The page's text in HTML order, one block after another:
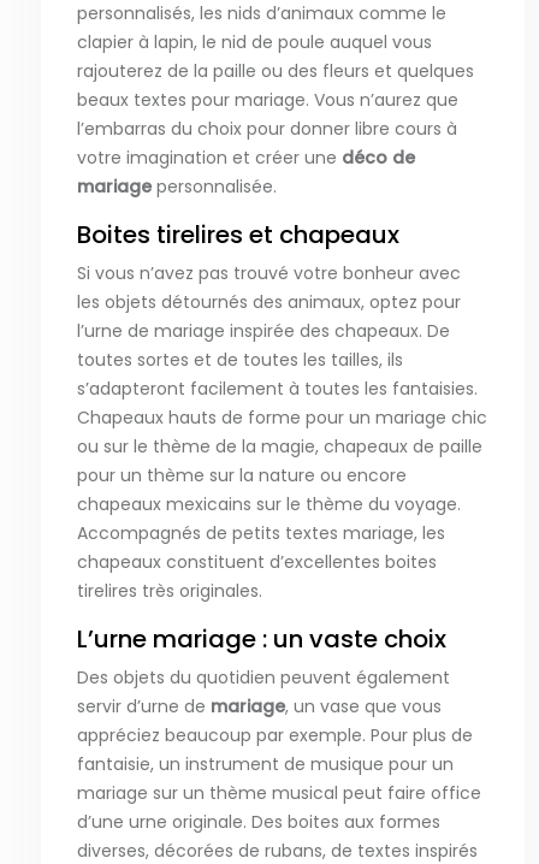
personnalisés, les nids d’animaux comme le
clapier à lapin, le nid de poule auquel vous
rajouterez de la paille ou des fleurs et quelques
beaux textes pour mariage. Vous n’aurez que
l’embarras du choix pour donner libre cours à
votre imagination et créer une déco de
mariage personnalisée.
Boites tirelires et chapeaux
Si vous n’avez pas trouvé votre bonheur avec
les objets détournés des animaux, optez pour
l’urne de mariage inspirée des chapeaux. De
toutes sortes et de toutes les tailles, ils
s’adapteront facilement à toutes les fantaisies.
Chapeaux hauts de forme pour un mariage chic
ou sur le thème de la magie, chapeaux de paille
pour un thème sur la nature ou encore
chapeaux mexicains sur le thème du voyage.
Accompagnés de petits textes mariage, les
chapeaux constituent d’excellentes boites
tirelires très originales.
L’urne mariage : un vaste choix
Des objets du quotidien peuvent également
servir d’urne de mariage, un vase que vous
appréciez beaucoup par exemple. Pour plus de
fantaisie, un instrument de musique pour un
mariage sur un thème musical peut faire office
d’une urne originale. Des boites aux formes
diverses, décorées de rubans, de textes inspirés